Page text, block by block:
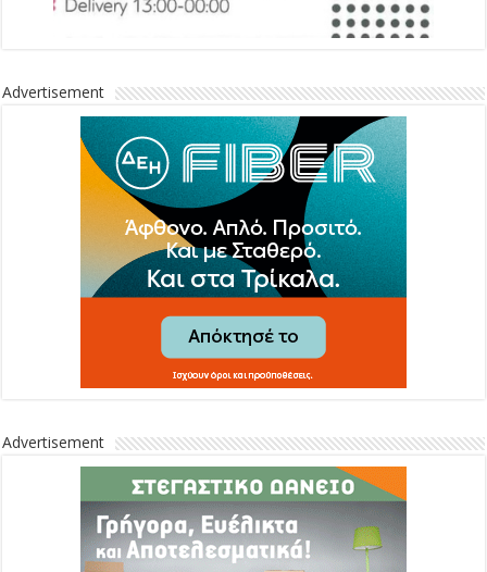
Advertisement
Advertisement